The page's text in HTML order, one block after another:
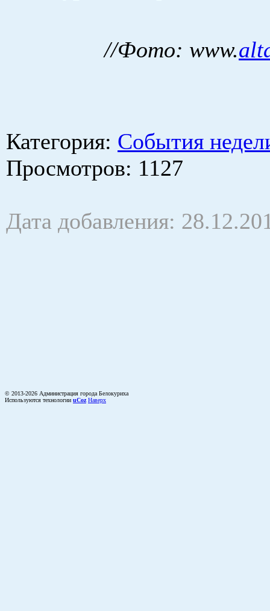
//Фото: www.
Категория: События
Просмотров: 1127
Дата добавления:
© 2013-2026 Администрация города Белокуриха
Используются технологии uCoz Наверх